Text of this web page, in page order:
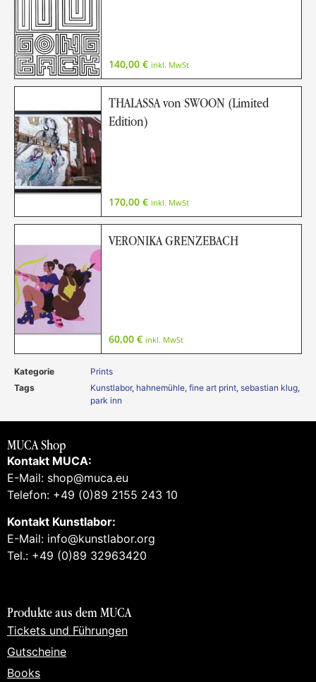
140,00 € inkl. MwSt
THALASSA von SWOON (Limited
Edition)
170,00 € inkl. MwSt
VERONIKA GRENZEBACH
60,00 € inkl. MwSt
Kategorie
Prints
Tags
Kunstlabor, hahnemühle, fine art print, sebastian klug,
park inn
MUCA Shop
Kontakt MUCA:
E-Mail: shop@muca.eu
Telefon: +49 (0)89 2155 243 10
Kontakt Kunstlabor:
E-Mail: info@kunstlabor.org
Tel.: +49 (0)89 32963420
Produkte aus dem MUCA
Tickets und Führungen
Gutscheine
Books